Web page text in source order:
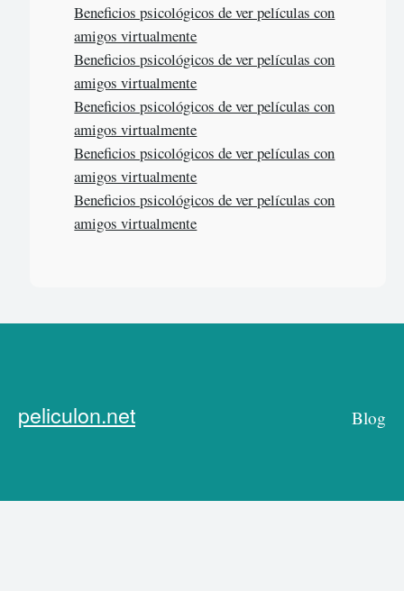
Beneficios psicológicos de ver películas con
amigos virtualmente
Beneficios psicológicos de ver películas con
amigos virtualmente
Beneficios psicológicos de ver películas con
amigos virtualmente
Beneficios psicológicos de ver películas con
amigos virtualmente
Beneficios psicológicos de ver películas con
amigos virtualmente
peliculon.net Blog